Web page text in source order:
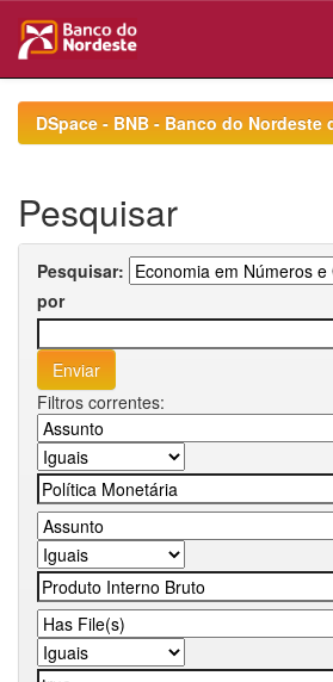
navigationDSpace - BNB - Banco do Nordeste
Pesquisar
Pesquisar:
por
Filtros correntes: